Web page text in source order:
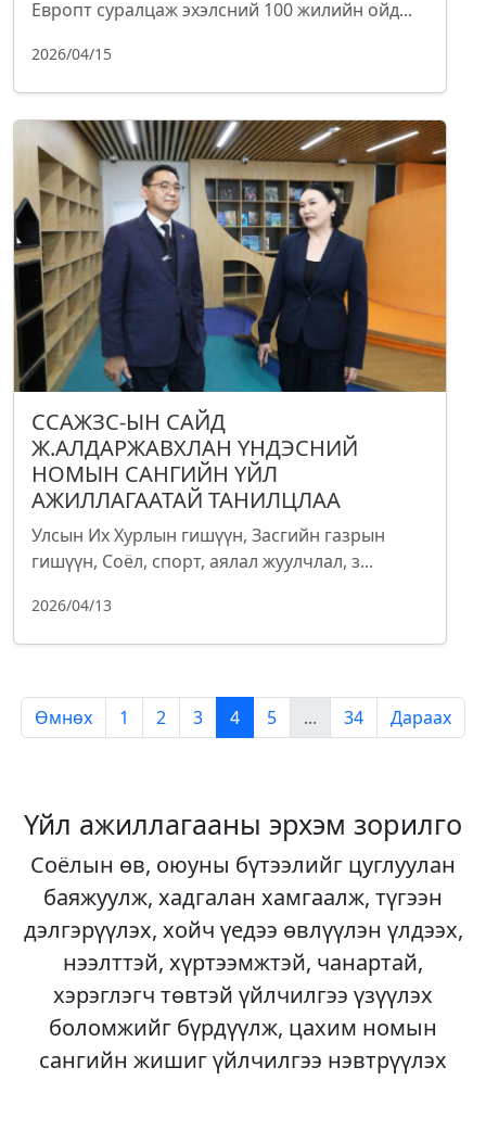
Европт суралцаж эхэлсний 100 жилийн ойд...
2026/04/15
ССАЖЗС-ЫН САЙД
Ж.АЛДАРЖАВХЛАН ҮНДЭСНИЙ
НОМЫН САНГИЙН ҮЙЛ
АЖИЛЛАГААТАЙ ТАНИЛЦЛАА
Улсын Их Хурлын гишүүн, Засгийн газрын
гишүүн, Соёл, спорт, аялал жуулчлал, з...
2026/04/13
Өмнөх 1 2 3 4 5 ... 34 Дараах
Үйл ажиллагааны эрхэм зорилго
Соёлын өв, оюуны бүтээлийг цуглуулан
баяжуулж, хадгалан хамгаалж, түгээн
дэлгэрүүлэх, хойч үедээ өвлүүлэн үлдээх,
нээлттэй, хүртээмжтэй, чанартай,
хэрэглэгч төвтэй үйлчилгээ үзүүлэх
боломжийг бүрдүүлж, цахим номын
сангийн жишиг үйлчилгээ нэвтрүүлэх